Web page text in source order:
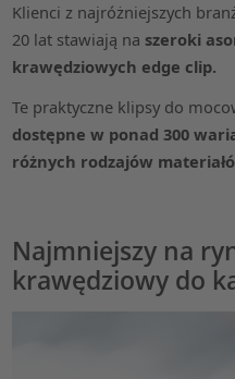
Klienci z najróżniejszych
20 lat stawiają na szeroki
krawędziowych edge clip.
Te praktyczne klipsy do
dostępne w ponad 300
różnych rodzajów
Najmniejszy na
krawędziowy do